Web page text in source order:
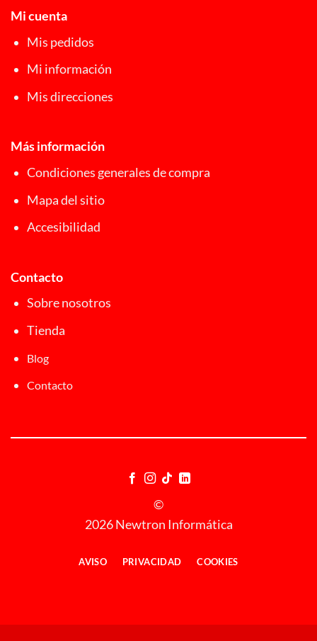
Mi cuenta
Mis pedidos
Mi información
Mis direcciones
Más información
Condiciones generales de compra
Mapa del sitio
Accesibilidad
Contacto
Sobre nosotros
Tienda
Blog
Contacto
©
2026 Newtron Informática
AVISO PRIVACIDAD COOKIES